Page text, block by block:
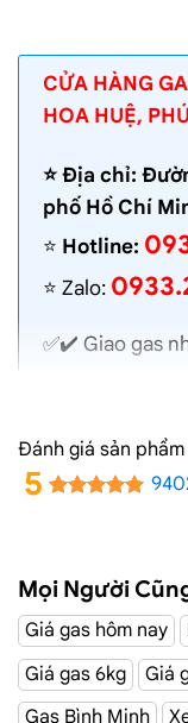
CỬA HÀNG
HOA HUỆ,
⭐️ Địa chỉ:
phố Hồ Chí
⭐️ Hotline:
⭐️ Zalo:
✅✔️ Giao gas
✅✔️ Gas đủ ký,
kiểm định định kỳ
✅✔️ Bán gas
✅✔️ Giao gas
Đại Lý Gas
Nhuận
Đánh giá sản phẩm
5
Mọi Người
Giá gas hôm nay
Giá gas 6kg
Giá
Gas Bình Minh